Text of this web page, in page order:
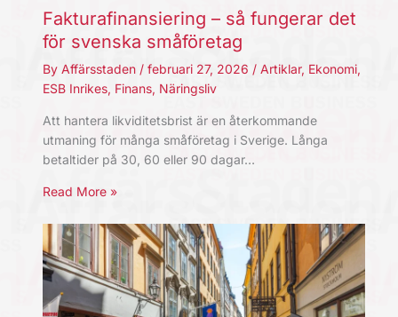
Fakturafinansiering – så fungerar det
för svenska småföretag
By Affärsstaden / februari 27, 2026 / Artiklar, Ekonomi,
ESB Inrikes, Finans, Näringsliv
Att hantera likviditetsbrist är en återkommande
utmaning för många småföretag i Sverige. Långa
betaltider på 30, 60 eller 90 dagar…
Read More »